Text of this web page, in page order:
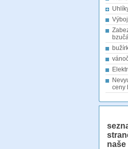
ceny
naše